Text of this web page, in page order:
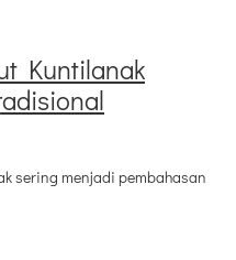
Kuntilanak
sering menjadi pembahasan